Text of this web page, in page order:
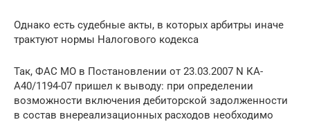
Однако есть судебные акты, в которых арбитры иначе
трактуют нормы Налогового кодекса
Так, ФАС МО в Постановлении от 23.03.2007 N КА-
А40/1194-07 пришел к выводу: при определении
возможности включения дебиторской задолженности
в состав внереализационных расходов необходимо